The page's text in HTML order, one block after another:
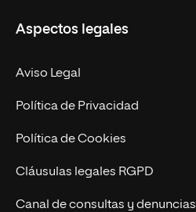
Doctorados
Experto Universitario
Postgrados
Cursos Universitarios
Facultades
Nuestro Equipo
Trabaja en UNIR
Actualidad
UNIR Revista
Eventos
Aspectos legales
Aviso Legal
Política de Privacidad
Política de Cookies
Cláusulas legales RGPD
Canal de consultas y denuncias